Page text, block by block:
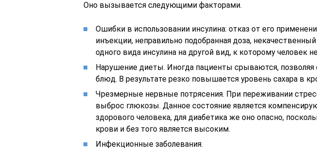
Оно вызывается следующими факторами.
Ошибки в использовании инсулина: отказ от его
инъекции, неправильно подобранная доза,
одного вида инсулина на другой вид, к которому человек
Нарушение диеты. Иногда пациенты срываются, позволяя
блюд. В результате резко повышается уровень сахара в
Чрезмерные нервные потрясения. При переживании
выброс глюкозы. Данное состояние является
здорового человека, для диабетика же оно опасно,
крови и без того является высоким.
Инфекционные заболевания.